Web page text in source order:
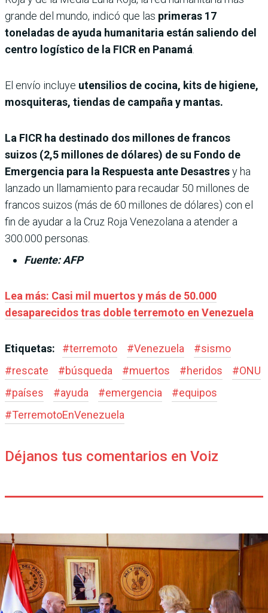
grande del mundo, indicó que las primeras 17
toneladas de ayuda humanitaria están saliendo del
centro logístico de la FICR en Panamá
El envío incluye utensilios de cocina, kits de higiene,
mosquiteras, tiendas de campaña y mantas.
La FICR ha destinado dos millones de francos
suizos (2,5 millones de dólares) de su Fondo de
Emergencia para la Respuesta ante Desastresy ha
lanzado un llamamiento para recaudar 50 millones de
francos suizos (más de 60 millones de dólares) con el
fin de ayudar a la Cruz Roja Venezolana a atender a
300.000 personas.
Fuente: AFP
Lea más: Casi mil muertos y más de 50.000
desaparecidos tras doble terremoto en Venezuela
Etiquetas: #terremoto #Venezuela #sismo
#rescate #búsqueda #muertos #heridos #ONU
#países #ayuda #emergencia #equipos
#TerremotoEnVenezuela
Déjanos tus comentarios en Voiz